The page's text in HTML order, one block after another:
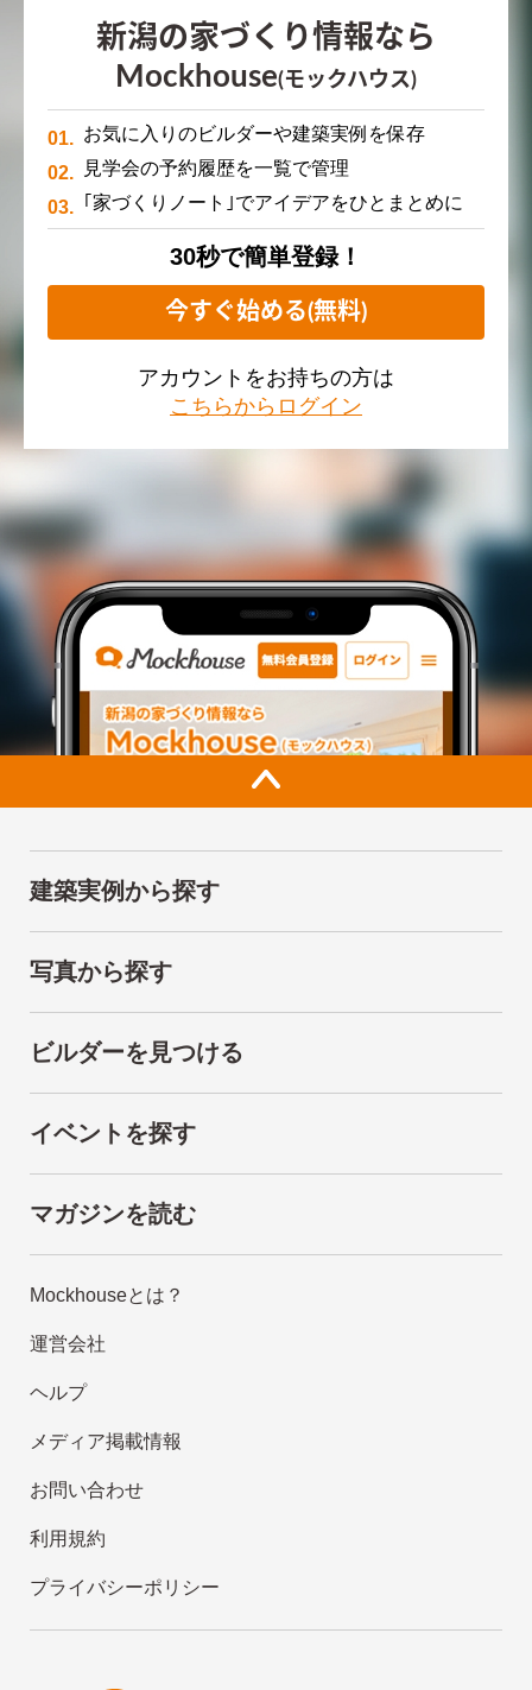
新潟の家づくり情報なら
Mockhouse(モックハウス)
お気に入りのビルダーや建築実例を保存
見学会の予約履歴を一覧で管理
｢家づくりノート｣でアイデアをひとまとめに
30秒で簡単登録！
今すぐ始める(無料)
アカウントをお持ちの方は
こちらからログイン
建築実例から探す
写真から探す
ビルダーを見つける
イベントを探す
マガジンを読む
Mockhouseとは？
運営会社
ヘルプ
メディア掲載情報
お問い合わせ
利用規約
プライバシーポリシー